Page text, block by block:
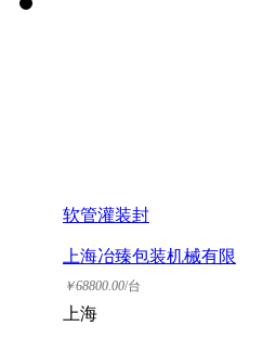
软管灌装封
上海冶臻包装机械有限
公司
￥68800.00/台
上海